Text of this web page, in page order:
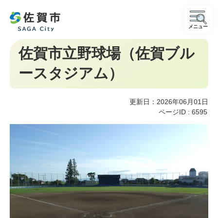
メニュー
佐賀市立野球場（佐賀ブル
ースタジアム）
更新日：2026年06月01日
ページID : 6595